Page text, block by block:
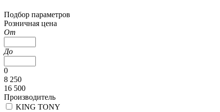
Подбор параметров
Розничная цена
От
До
0
8 250
16 500
Производитель
KING TONY